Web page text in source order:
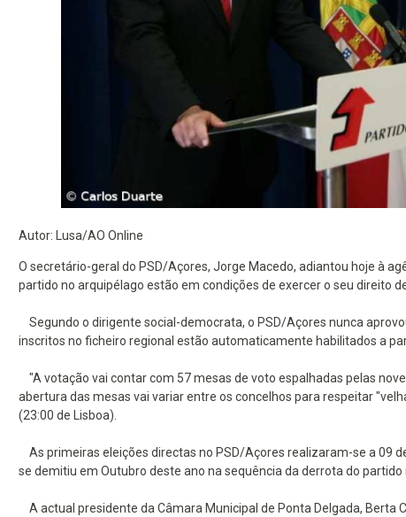
Autor: Lusa/AO Online
O secretário-geral do PSD/Açores, Jorge Macedo, adiantou hoje à
partido no arquipélago estão em condições de exercer o seu direito
Segundo o dirigente social-democrata, o PSD/Açores nunca
inscritos no ficheiro regional estão automaticamente habilitados a
"A votação vai contar com 57 mesas de voto espalhadas pelas
abertura das mesas vai variar entre os concelhos para respeitar
(23:00 de Lisboa).
As primeiras eleições directas no PSD/Açores realizaram-se a 09
se demitiu em Outubro deste ano na sequência da derrota do partido
A actual presidente da Câmara Municipal de Ponta Delgada, Berta